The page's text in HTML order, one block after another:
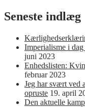
Seneste indlæg
Imperialisme i
juni 2023
Enhedslisten:
februar 2023
Jeg har svært ved
opruste 19. april
Den aktuelle